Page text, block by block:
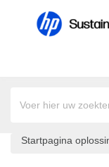
Startpagina